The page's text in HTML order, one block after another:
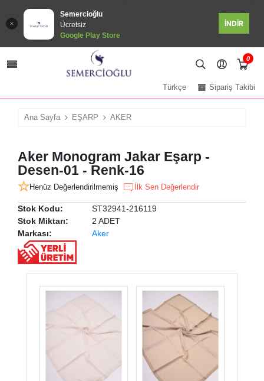
Semercioğlu
Ücretsiz
Google Play Store
İNDİR
0
Sipariş Takibi
Türkçe
Ana Sayfa EŞARP AKER
Aker Monogram Jakar Eşarp -
Desen-01 - Renk-16
Henüz Değerlendirilmemiş İlk Sen Değerlendir
Stok Kodu:
ST32941-216119
Stok Miktarı:
2 ADET
Markası:
Aker